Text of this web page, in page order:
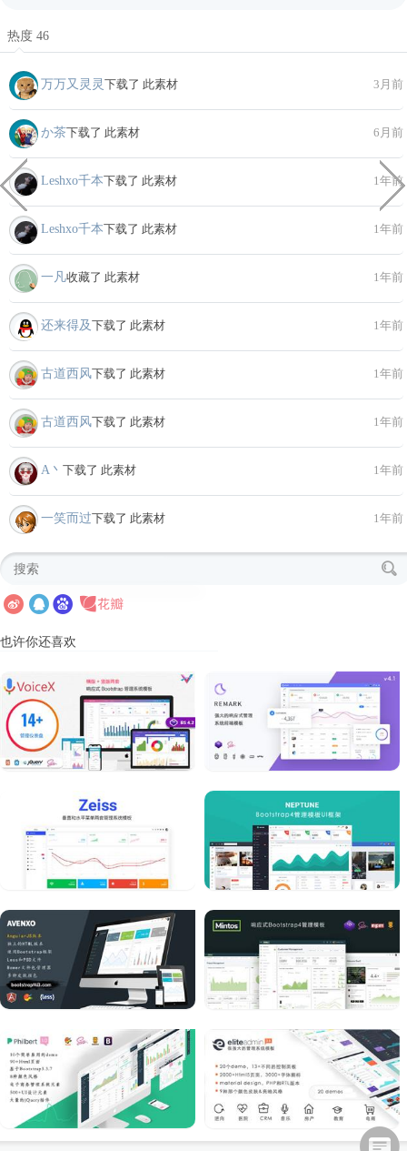
热度 46
万万又灵灵 下载了 此素材 3月前
か茶下载了 此素材 6月前
Leshxo千本下载了 此素材 1年前
Leshxo千本下载了 此素材 1年前
一凡收藏了 此素材 1年前
还来得及下载了 此素材 1年前
古道西风下载了 此素材 1年前
古道西风下载了 此素材 1年前
A丶 下载了 此素材 1年前
一笑而过下载了 此素材 1年前
也许你还喜欢